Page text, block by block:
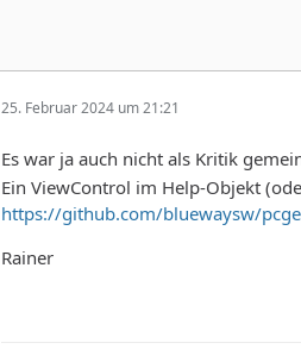
25. Februar 2024 um 21:21
Es war ja auch nicht als Kritik
Ein ViewControl im Help-Objekt
https://github.com/bluewaysw/
Rainer